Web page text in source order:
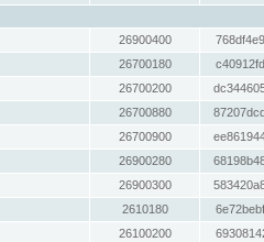
26900400
26700180
26700200
26700880
26700900
26900280
26900300
2610180
26100200